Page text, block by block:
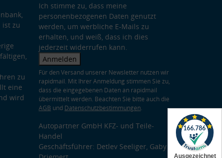
ist zu
zu
eine
wird
Ich stimme zu, dass meine
personenbezogenen Daten genutzt
werden, um werbliche E-Mails zu
erhalten, und weiß, dass ich dies
jederzeit widerrufen kann.
Anmelden
Für den Versand unserer Newsletter nutzen wir
rapidmail. Mit Ihrer Anmeldung stimmen Sie zu,
dass die eingegebenen Daten an rapidmail
übermittelt werden. Beachten Sie bitte auch die
AGB und Datenschutzbestimmungen.
Autopartner GmbH KFZ- und Teile-
Handel
Geschäftsführer: Detlev Seeliger, Gaby